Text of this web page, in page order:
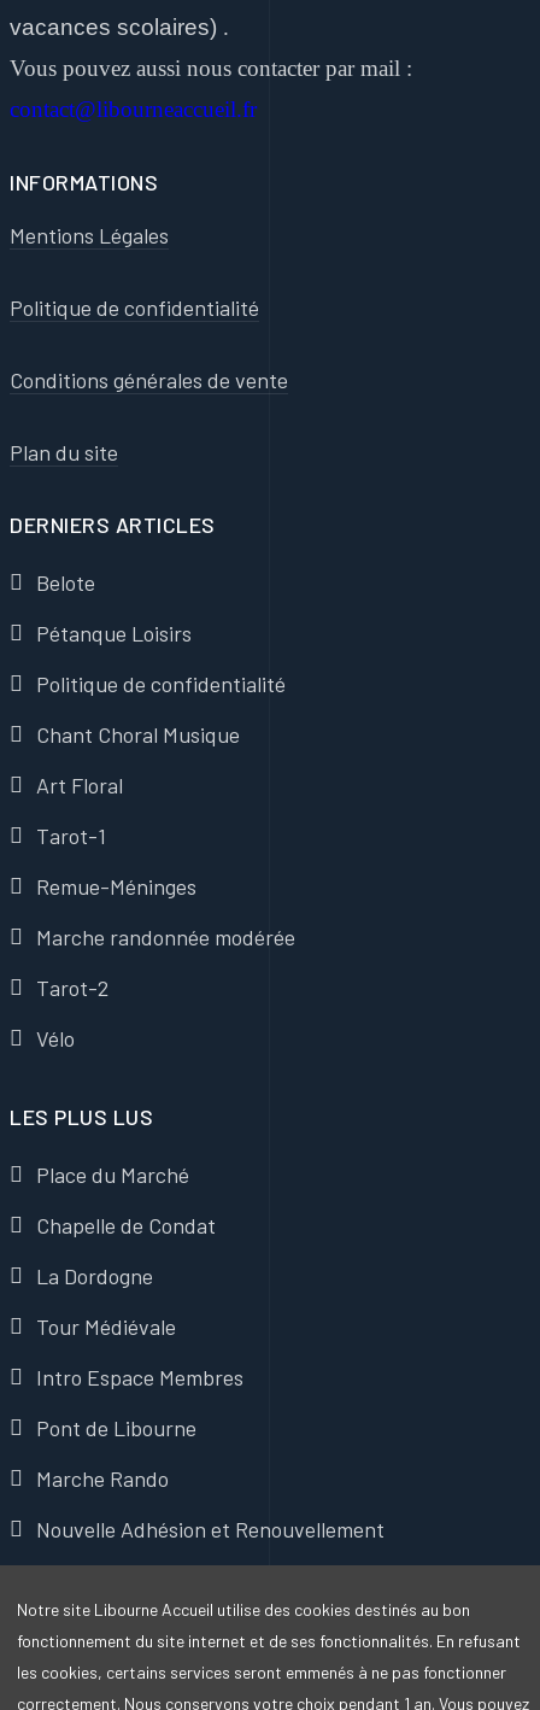
vacances scolaires) .
Vous pouvez aussi nous contacter par mail :
contact@libourneaccueil.fr
INFORMATIONS
Mentions Légales
Politique de confidentialité
Conditions générales de vente
Plan du site
DERNIERS ARTICLES
Belote
Pétanque Loisirs
Politique de confidentialité
Chant Choral Musique
Art Floral
Tarot-1
Remue-Méninges
Marche randonnée modérée
Tarot-2
Vélo
LES PLUS LUS
Place du Marché
Chapelle de Condat
La Dordogne
Tour Médiévale
Intro Espace Membres
Pont de Libourne
Marche Rando
Nouvelle Adhésion et Renouvellement
Mentions Légales
Notre site Libourne Accueil utilise des cookies destinés au bon
fonctionnement du site internet et de ses fonctionnalités. En refusant
les cookies, certains services seront emmenés à ne pas fonctionner
correctement. Nous conservons votre choix pendant 1 an. Vous pouvez